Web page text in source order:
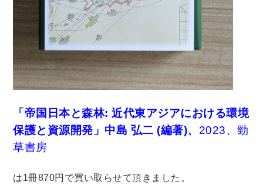
就職対策
英語学習
工学・技術・環境
語学検定・通訳
語学辞典・辞典
法律・ビジネス・事務資格関連
運輸・船舶・通信
食品・衛生・福祉
CD・DVD
洋書
洋書
「帝国日本と森林: 近代東アジアにおける環境
保護と資源開発」中島 弘二 (編著)、 2023、勁
草書房
は1冊870円で買い取らせて頂きました。